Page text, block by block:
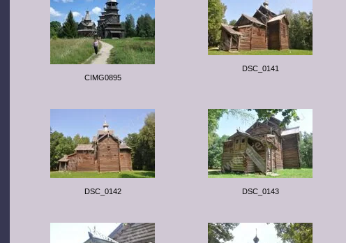
CIMG0895
DSC_0141
DSC_0142 DSC_0143